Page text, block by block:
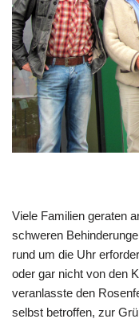
Viele Familien geraten
schweren
rund um die Uhr
oder gar nicht von den
veranlasste den
selbst betroffen, zur